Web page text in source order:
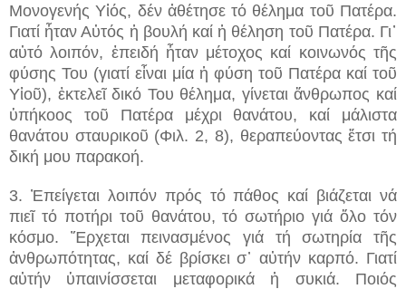
Μονογενής Υἱός, δέν ἀθέτησε τό θέλημα τοῦ Πατέρα.
Γιατί ἦταν Αὐτός ἡ βουλή καί ἡ θέληση τοῦ Πατέρα. Γι᾽
αὐτό λοιπόν, ἐπειδή ἦταν μέτοχος καί κοινωνός τῆς
φύσης Του (γιατί εἶναι μία ἡ φύση τοῦ Πατέρα καί τοῦ
Υἱοῦ), ἐκτελεῖ δικό Του θέλημα, γίνεται ἄνθρωπος καί
ὑπήκοος τοῦ Πατέρα μέχρι θανάτου, καί μάλιστα
θανάτου σταυρικοῦ (Φιλ. 2, 8), θεραπεύοντας ἔτσι τή
δική μου παρακοή.
3. Ἐπείγεται λοιπόν πρός τό πάθος καί βιάζεται νά
πιεῖ τό ποτήρι τοῦ θανάτου, τό σωτήριο γιά ὅλο τόν
κόσμο. Ἔρχεται πεινασμένος γιά τή σωτηρία τῆς
ἀνθρωπότητας, καί δέ βρίσκει σ᾽ αὐτήν καρπό. Γιατί
αὐτήν ὑπαινίσσεται μεταφορικά ἡ συκιά. Ποιός